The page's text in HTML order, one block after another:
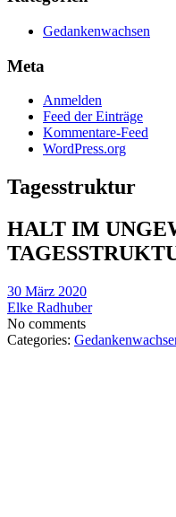
Gedankenwachsen
Meta
Anmelden
Feed der Einträge
Kommentare-Feed
WordPress.org
Tagesstruktur
HALT IM
30 März 2020
Elke Radhuber
No comments
Categories: